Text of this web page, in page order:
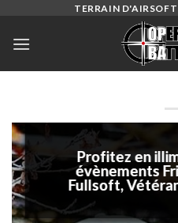
content
TERRAIN
Profitez en
évènements
Fullsoft,
Profitez en
évènements
Fullsoft,
Profitez en
évènements
Fullsoft,